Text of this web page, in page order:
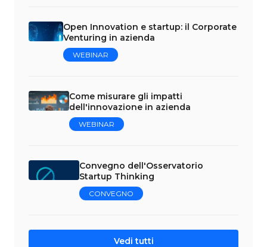
Open Innovation e startup: il Corporate
Venturing in azienda
WEBINAR
Come misurare gli impatti
dell'innovazione in azienda
WEBINAR
Convegno dell'Osservatorio
Startup Thinking
CONVEGNO
Vedi tutti